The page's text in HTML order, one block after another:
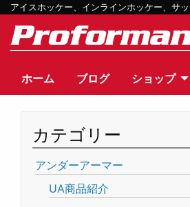
アイスホッケー、インラインホッケー、サ
ホーム ブログ ショップ
カテゴリー
アンダーアーマー
UA商品紹介